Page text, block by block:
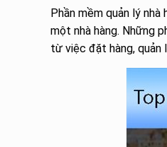
Phần mềm quản lý
một nhà hàng. Những
từ việc đặt hàng, quản